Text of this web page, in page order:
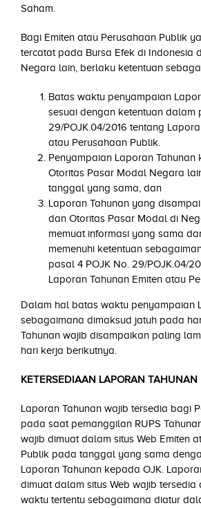
Saham.
Bagi Emiten atau Perusahaan Publik
tercatat pada Bursa Efek di Indonesia
Negara lain, berlaku ketentuan
Batas waktu penyampaian
sesuai dengan ketentuan dalam
29/POJK.04/2016 tentang
atau Perusahaan Publik.
Penyampaian Laporan Tahunan
Otoritas Pasar Modal Negara
tanggal yang sama, dan
Laporan Tahunan yang
dan Otoritas Pasar Modal di
memuat informasi yang sama
memenuhi ketentuan
pasal 4 POJK No. 29/POJK.04/
Laporan Tahunan Emiten atau
Dalam hal batas waktu penyampaian
sebagaimana dimaksud jatuh pada
Tahunan wajib disampaikan paling
hari kerja berikutnya.
KETERSEDIAAN LAPORAN TAHUNAN
Laporan Tahunan wajib tersedia bagi
pada saat pemanggilan RUPS
wajib dimuat dalam situs Web Emiten
Publik pada tanggal yang sama
Laporan Tahunan kepada OJK.
dimuat dalam situs Web wajib tersedia
waktu tertentu sebagaimana diatur